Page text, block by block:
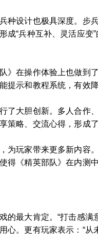
种设计也极具深度。
成“兵种互补、灵活应
》在操作体验上也做到
提示和教程系统，有效
了大胆创新。多人合作
策略、交流心得，形成
为玩家带来更多新内容
得《精英部队》在内测
的最大肯定。“打击感满
心。更有玩家表示：“